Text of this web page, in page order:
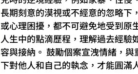
長期刻意的漠視或不經意的忽略下
或心理困擾，都不可避免地受到原
人生中的點滴歷程，理解過去經驗
容與接納。 鼓勵個案宣洩情緒，
下對他人和自己的執念，才能圓滿